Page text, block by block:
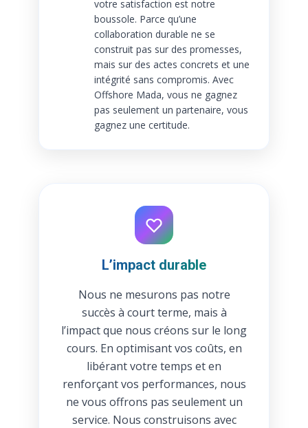
votre satisfaction est notre
boussole. Parce qu’une
collaboration durable ne se
construit pas sur des promesses,
mais sur des actes concrets et une
intégrité sans compromis. Avec
Offshore Mada, vous ne gagnez
pas seulement un partenaire, vous
gagnez une certitude.
L’impact durable
Nous ne mesurons pas notre
succès à court terme, mais à
l’impact que nous créons sur le long
cours. En optimisant vos coûts, en
libérant votre temps et en
renforçant vos performances, nous
ne vous offrons pas seulement un
service. Nous construisons avec